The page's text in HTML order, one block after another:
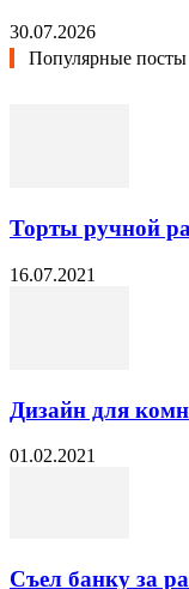
30.07.2026
Популярные посты
Торты ручной
16.07.2021
Дизайн для
01.02.2021
Съел банку за